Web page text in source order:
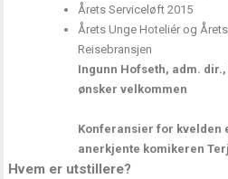
Årets Serviceløft 2015
Årets Unge Hoteliér og
Reisebransjen
Ingunn Hofseth, adm. dir.,
ønsker velkommen
Konferansier for kvelden
anerkjente komikeren
Hvem er utstillere?